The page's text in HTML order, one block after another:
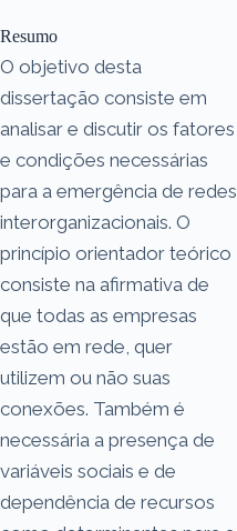
Resumo
O objetivo desta
dissertação consiste em
analisar e discutir os fatores
e condições necessárias
para a emergência de redes
interorganizacionais. O
princípio orientador teórico
consiste na afirmativa de
que todas as empresas
estão em rede, quer
utilizem ou não suas
conexões. Também é
necessária a presença de
variáveis sociais e de
dependência de recursos